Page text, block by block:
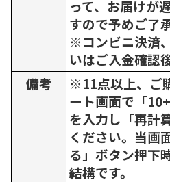
って、お届けが
すので予めご了
※コンビニ決済
いはご入金確認
備考
※11点以上、ご
ート画面で「
を入力し「再計
ください。当画
る」ボタン押下
結構です。